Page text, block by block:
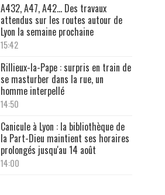
A432, A47, A42… Des travaux
attendus sur les routes autour de
Lyon la semaine prochaine
15:42
Rillieux-la-Pape : surpris en train de
se masturber dans la rue, un
homme interpellé
14:50
Canicule à Lyon : la bibliothèque de
la Part-Dieu maintient ses horaires
prolongés jusqu'au 14 août
14:00